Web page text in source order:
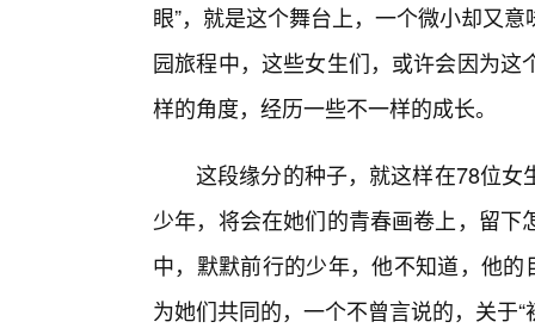
眼”，就是这个舞台上，一个微小却又
园旅程中，这些女生们，或许会因为
样的角度，经历一些不一样的成长。
这段缘分的种子，就这样在78位
少年，将会在她们的青春画卷上，留
中，默默前行的少年，他不知道，他
为她们共同的，一个不曾言说的，关于“